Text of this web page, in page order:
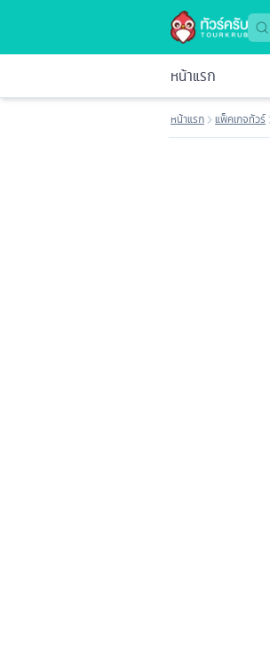
หน้าแรก
หน้าแรก แพ็คเกจทัวร์